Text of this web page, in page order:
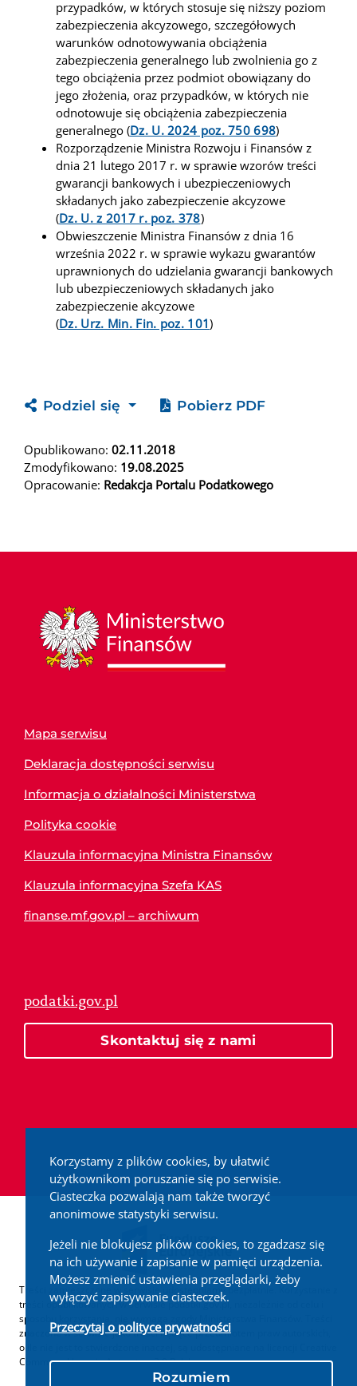
Korzystamy z plików cookies, by ułatwić
użytkownikom poruszanie się po serwisie.
Ciasteczka pozwalają nam także tworzyć
anonimowe statystyki serwisu.
Jeżeli nie blokujesz plików cookies, to zgadzasz się
na ich używanie i zapisanie w pamięci urządzenia.
Możesz zmienić ustawienia przeglądarki, żeby
wyłączyć zapisywanie ciasteczek.
Przeczytaj o polityce prywatności
Rozumiem
przypadków, w których stosuje się niższy poziom
zabezpieczenia akcyzowego, szczegółowych
warunków odnotowywania obciążenia
zabezpieczenia generalnego lub zwolnienia go z
tego obciążenia przez podmiot obowiązany do
jego złożenia, oraz przypadków, w których nie
odnotowuje się obciążenia zabezpieczenia
generalnego (Dz. U. 2024 poz. 750 698)
Rozporządzenie Ministra Rozwoju i Finansów z
dnia 21 lutego 2017 r. w sprawie wzorów treści
gwarancji bankowych i ubezpieczeniowych
składanych jako zabezpieczenie akcyzowe
(Dz. U. z 2017 r. poz. 378)
Obwieszczenie Ministra Finansów z dnia 16
września 2022 r. w sprawie wykazu gwarantów
uprawnionych do udzielania gwarancji bankowych
lub ubezpieczeniowych składanych jako
zabezpieczenie akcyzowe
(Dz. Urz. Min. Fin. poz. 101)
Podziel się Pobierz PDF
Opublikowano: 02.11.2018
Zmodyfikowano: 19.08.2025
Opracowanie: Redakcja Portalu Podatkowego
Mapa serwisu
Deklaracja dostępności serwisu
Informacja o działalności Ministerstwa
Polityka cookie
Klauzula informacyjna Ministra Finansów
Klauzula informacyjna Szefa KAS
finanse.mf.gov.pl – archiwum
podatki.gov.pl
Skontaktuj się z nami
Treści zamieszczone w serwisie udostępniamy bezpłatnie. Korzystanie z
treści opublikowanych w serwisie podatki.gov.pl, niezależnie od celu i
sposobu korzystania, nie wymaga zgody Ministerstwa Finansów. Treści
znaczone w serwisie jako treści będące przedmiotem praw autorskich,
o ile nie jest to stwierdzone inaczej, są udostępniane na licencji Creative
Commons Uznanie Autorstwa 3.0 Polska.